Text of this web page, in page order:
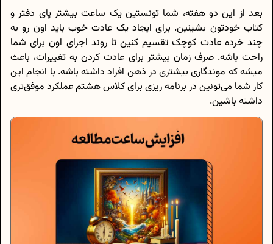
بعد از این دو هفته، شما تونستین یک ساعت بیشتر پای دفتر و
کتاب خودتون بشینین. برای ایجاد یک عادت خوب باید اون رو به
چند خرده عادت کوچک تقسیم کنین تا روند اجرای اون برای شما
راحت باشه. صرف زمان بیشتر برای عادت کردن به تغییرات، باعث
میشه که موندگاری بیشتری در ذهن افراد داشته باشه. با انجام این
کار شما می‌تونین در برنامه ریزی برای کلاس هشتم عملکرد موفق‌تری
داشته باشین.